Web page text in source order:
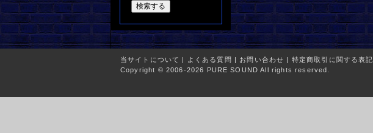
当サイトについて | よくある質問 | お問い合わせ | 特定商取引に関する表記
Copyright © 2006-2026 PURE SOUND All rights reserved.